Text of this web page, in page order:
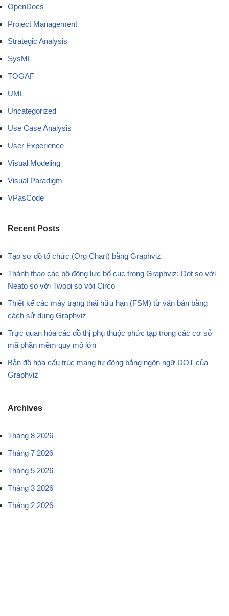
OpenDocs
Project Management
Strategic Analysis
SysML
TOGAF
UML
Uncategorized
Use Case Analysis
User Experience
Visual Modeling
Visual Paradigm
VPasCode
Recent Posts
Tạo sơ đồ tổ chức (Org Chart) bằng Graphviz
Thành thạo các bộ động lực bố cục trong Graphviz: Dot so với
Neato so với Twopi so với Circo
Thiết kế các máy trạng thái hữu hạn (FSM) từ văn bản bằng
cách sử dụng Graphviz
Trực quan hóa các đồ thị phụ thuộc phức tạp trong các cơ sở
mã phần mềm quy mô lớn
Bản đồ hóa cấu trúc mạng tự động bằng ngôn ngữ DOT của
Graphviz
Archives
Tháng 8 2026
Tháng 7 2026
Tháng 5 2026
Tháng 3 2026
Tháng 2 2026